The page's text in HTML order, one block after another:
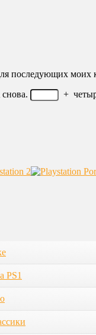
последующих моих
+
PS1